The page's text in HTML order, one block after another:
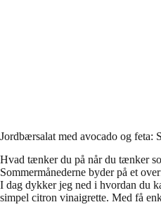
Jordbærsalat med avocado og feta:
Hvad tænker du på når du tænker
Sommermånederne byder på et
I dag dykker jeg ned i hvordan du
simpel citron vinaigrette. Med få